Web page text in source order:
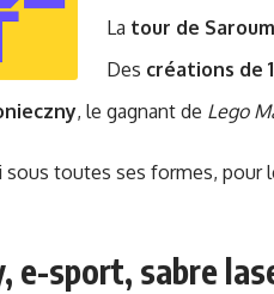
La tour de
Des créations de
, le gagnant de Lego
sous toutes ses formes,
e-sport, sabre